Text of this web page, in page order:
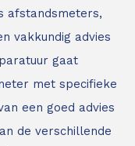
afstandsmeters,
vakkundig advies
gaat
met specifieke
een goed advies
de verschillende